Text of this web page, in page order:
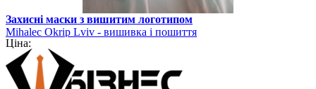
Захисні маски з вишитим логотипом
Mihalec Okrip Lviv - вишивка і пошиття
Ціна: